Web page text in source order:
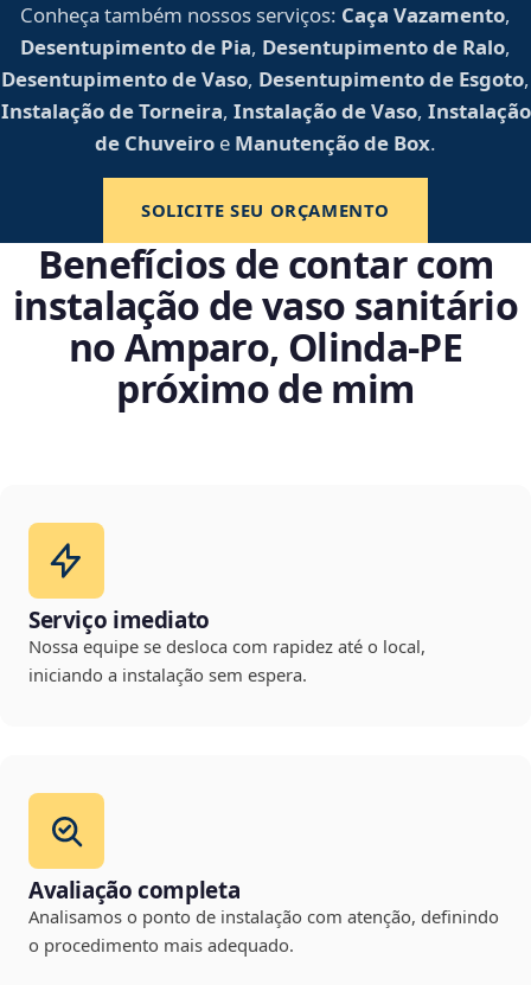
Conheça também nossos serviços: Caça Vazamento,
Desentupimento de Pia, Desentupimento de Ralo,
Desentupimento de Vaso, Desentupimento de Esgoto,
Instalação de Torneira, Instalação de Vaso, Instalação
de Chuveiro e Manutenção de Box.
SOLICITE SEU ORÇAMENTO
Benefícios de contar com
instalação de vaso sanitário
no Amparo, Olinda‑PE
próximo de mim
Serviço imediato
Nossa equipe se desloca com rapidez até o local,
iniciando a instalação sem espera.
Avaliação completa
Analisamos o ponto de instalação com atenção, definindo
o procedimento mais adequado.